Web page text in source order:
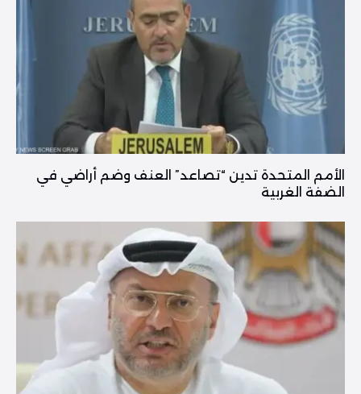
الأمم المتحدة تدين “تصاعد” العنف وضم أراضي في
الضفة الغربية